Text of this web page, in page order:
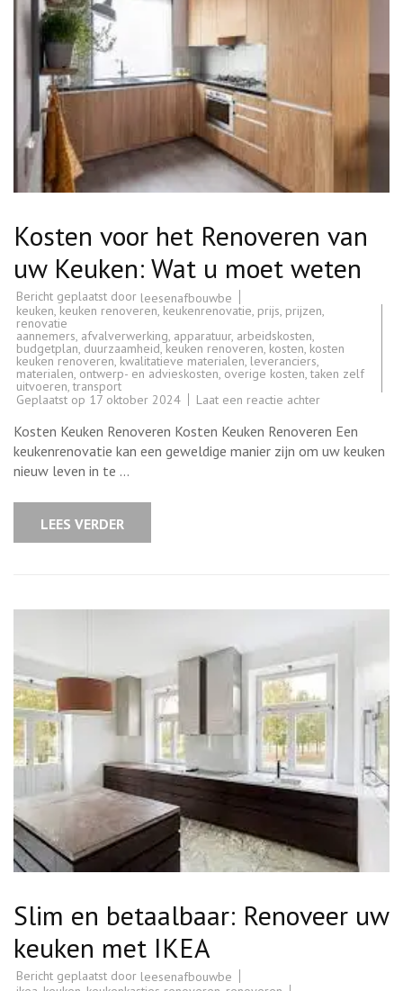
Kosten voor het Renoveren van
uw Keuken: Wat u moet weten
Bericht geplaatst door leesenafbouwbe
keuken keuken renoveren keukenrenovatie prijs prijzen
renovatie
aannemers afvalverwerking apparatuur, arbeidskosten
budgetplan duurzaamheid,keuken renoveren kosten kosten
keuken renoveren kwalitatieve materialen leveranciers
materialen ontwerp- en advieskosten overige kosten ,taken zelf
uitvoeren ,transport
Geplaatst op 17 oktober 2024 Laat een reactie achterop
voor
het
Renoveren
van
Kosten Keuken Renoveren Kosten Keuken Renoveren Een
keukenrenovatie kan een geweldige manier zijn om uw keuken
nieuw leven in te …
LEES VERDER
Slim en betaalbaar: Renoveer uw
keuken met IKEA
Bericht geplaatst door leesenafbouwbe